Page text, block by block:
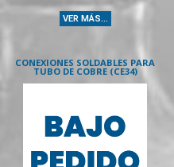
VER MÁS...
CONEXIONES SOLDABLES PARA
TUBO DE COBRE (CE34)